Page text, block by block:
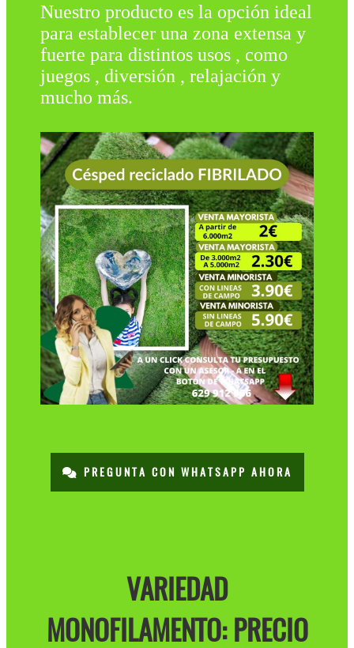
Nuestro producto es la opción ideal
para establecer una zona extensa y
fuerte para distintos usos , como
juegos , diversión , relajación y
mucho más.
PREGUNTA CON WHATSAPP AHORA
VARIEDAD
MONOFILAMENTO: PRECIO